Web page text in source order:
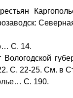
С. 14.
С. 22-25. См. в
С. 190.